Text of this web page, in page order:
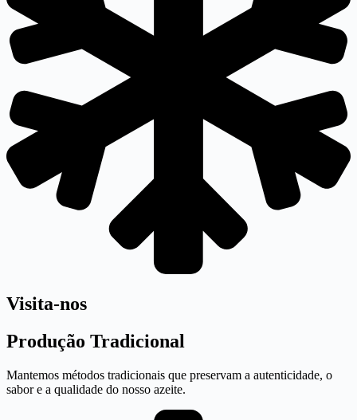
Visita-nos
Produção Tradicional
Mantemos métodos tradicionais que preservam a autenticidade, o
sabor e a qualidade do nosso azeite.